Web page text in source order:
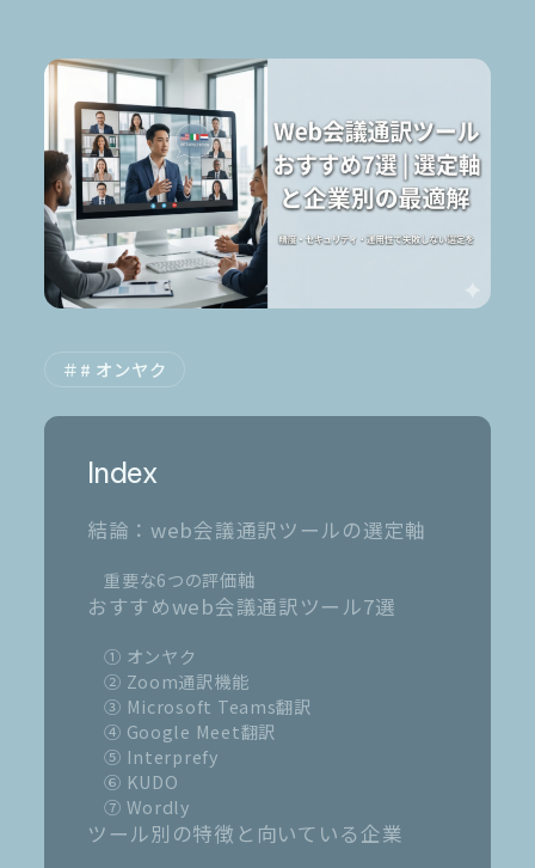
オンヤク
Premium T-4OO
Rozetta API
GLOVA
シゴトオワルAIシリーズ
ラクヤクAI
Metareal AI
キャラクターAI翻訳エンジン「ella」
四季報AI
T-4OO
メタリアルグループ
採用情報
IR情報
ロゼッタスクエア
コラム
無料トライアル・ご相談
0120-105-891
# オンヤク
Index
結論：web会議通訳ツールの選定軸
重要な6つの評価軸
おすすめweb会議通訳ツール7選
① オンヤク
② Zoom通訳機能
③ Microsoft Teams翻訳
④ Google Meet翻訳
⑤ Interprefy
⑥ KUDO
⑦ Wordly
ツール別の特徴と向いている企業